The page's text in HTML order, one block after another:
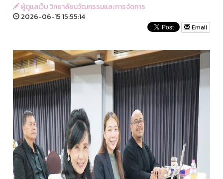
ผู้ดูแลเว็บ วิทยาลัยนวัฒกรรมและการจัดการ
2026-06-15 15:55:14
Email